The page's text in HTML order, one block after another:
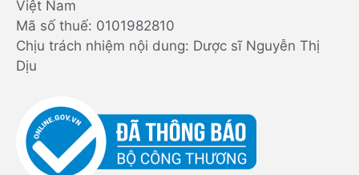
Việt Nam
Mã số thuế: 0101982810
Chịu trách nhiệm nội dung: Dược sĩ Nguyễn Thị
Dịu